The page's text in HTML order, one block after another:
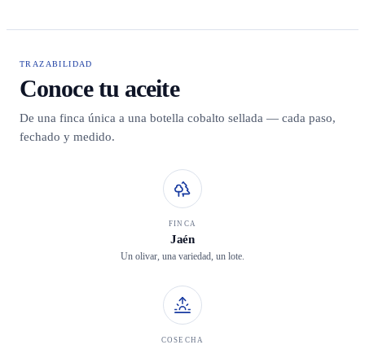
TRAZABILIDAD
Conoce tu aceite
De una finca única a una botella cobalto sellada — cada paso,
fechado y medido.
FINCA
Jaén
Un olivar, una variedad, un lote.
COSECHA